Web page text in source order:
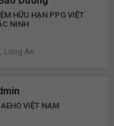
HỮU HẠN PPG VIỆT
NINH
Long An
VIỆT NAM